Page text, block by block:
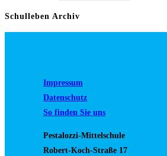
Schulleben Archiv
Impressum
Datenschutz
So finden Sie uns
Pestalozzi-Mittelschule
Robert-Koch-Straße 17